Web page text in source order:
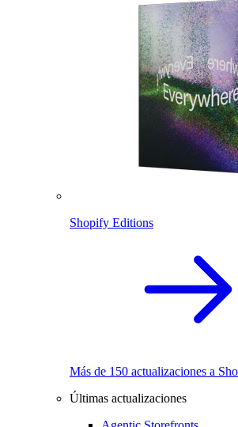
Shopify Editions
Más de 150 actualizaciones a
Últimas actualizaciones